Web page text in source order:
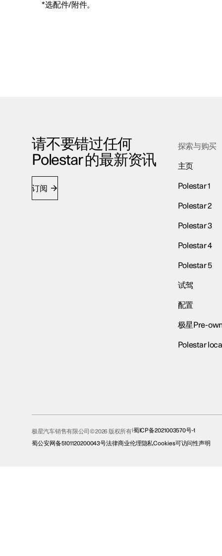
*选配件/附件。
请不要错过任何
Polestar 的最新资讯
订阅
探索与购买
主页
Polestar 1
Polestar 2
Polestar 3
Polestar 4
Polestar 5
试驾
配置
极星Pre-
Polestar
极星汽车销售有限公司© 2026 版权所有 蜀ICP备2021003570号-1
蜀公安网备5101120200043号法律商业伦理隐私Cookies可访问性声明